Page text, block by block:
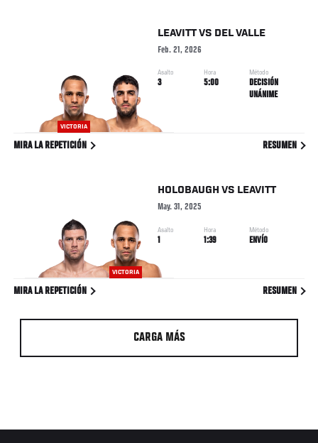
VICTORIA
LEAVITTVS DEL VALLE
Feb. 21, 2026
Asalto
3
Hora
5:00
Método
DECISIÓN
UNÁNIME
MIRA LA REPETICIÓN RESUMEN
VICTORIA
HOLOBAUGH VS LEAVITT
May. 31, 2025
Asalto
1
Hora
1:39
Método
ENVÍO
MIRA LA REPETICIÓN RESUMEN
CARGA MÁS